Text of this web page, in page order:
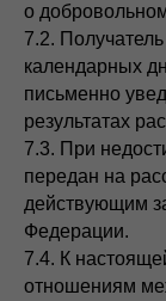
о
7.2.
календарных
письменно
результатах
7.3. При
передан на
действующим
Федерации.
7.4. К
отношениям